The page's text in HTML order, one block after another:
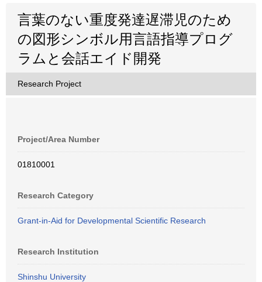
言葉のない重度発達遅滞児のため
の図形シンボル用言語指導プログ
ラムと会話エイド開発
Research Project
Project/Area Number
01810001
Research Category
Grant-in-Aid for Developmental Scientific Research
Research Institution
Shinshu University